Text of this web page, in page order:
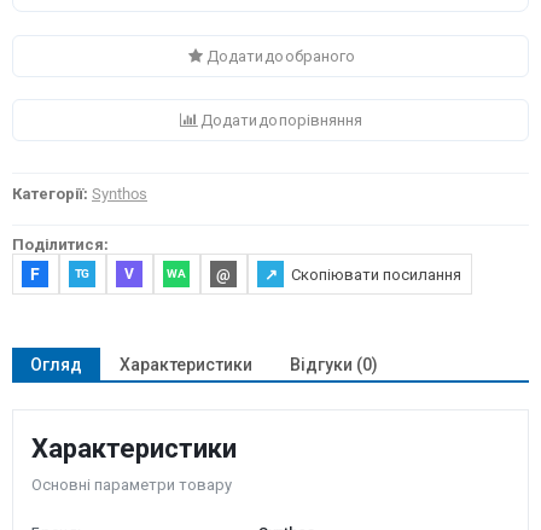
Додати до обраного
Додати до порівняння
Категорії: Synthos
Поділитися:
F TG V WA @ ↗ Скопіювати посилання
Огляд Характеристики Відгуки (0)
Характеристики
Основні параметри товару